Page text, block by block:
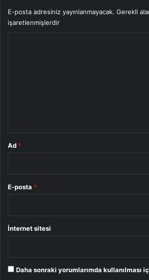
E-posta adresiniz yayınlanmayacak. Gerekli
işaretlenmişlerdir
Ad *
E-posta *
İnternet sitesi
Daha sonraki yorumlarımda kullanılması